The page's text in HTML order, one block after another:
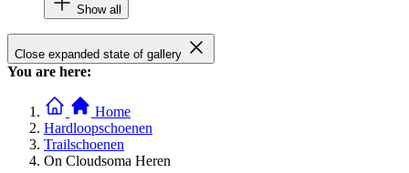
Show all
Close expanded state of gallery
You are here:
Home
Hardloopschoenen
Trailschoenen
On Cloudsoma Heren